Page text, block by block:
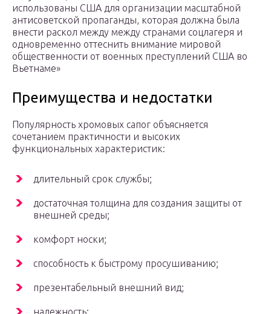
использованы США для организации масштабной
антисоветской пропаганды, которая должна была
внести раскол между между странами соцлагеря и
одновременно оттеснить внимание мировой
общественности от военных преступлений США во
Вьетнаме»
Преимущества и недостатки
Популярность хромовых сапог объясняется
сочетанием практичности и высоких
функциональных характеристик:
длительный срок службы;
достаточная толщина для создания защиты от
внешней среды;
комфорт носки;
способность к быстрому просушиванию;
презентабельный внешний вид;
надежность;